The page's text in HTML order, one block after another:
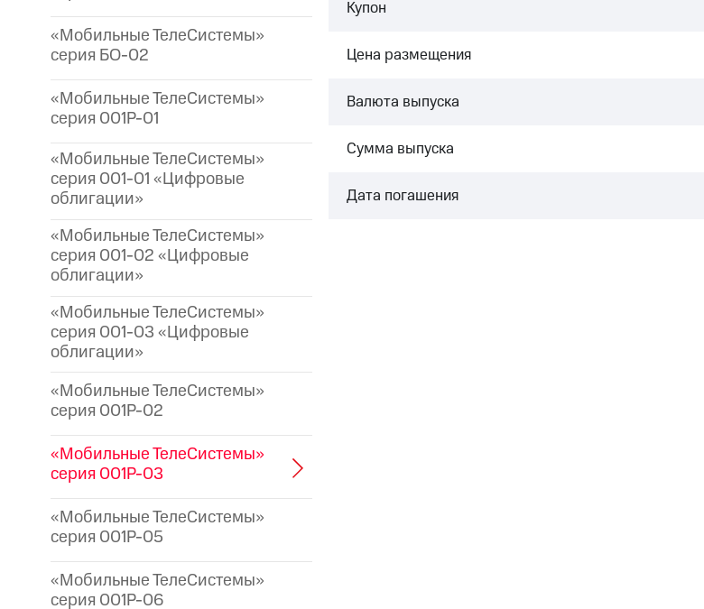
«Мобильные ТелеСистемы»
серия БО-02
«Мобильные ТелеСистемы»
серия 001P-01
«Мобильные ТелеСистемы»
серия 001-01 «Цифровые
облигации»
«Мобильные ТелеСистемы»
серия 001-02 «Цифровые
облигации»
«Мобильные ТелеСистемы»
серия 001-03 «Цифровые
облигации»
«Мобильные ТелеСистемы»
серия 001P-02
«Мобильные ТелеСистемы»
серия 001P-03
«Мобильные ТелеСистемы»
серия 001P-05
«Мобильные ТелеСистемы»
серия 001P-06
Купон
Цена размещения
Валюта выпуска
Сумма выпуска
Дата погашения